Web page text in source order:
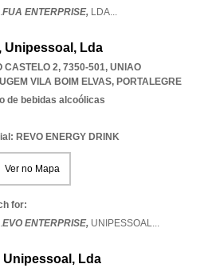
FUA ENTERPRISE, LDA...
Unipessoal, Lda
CASTELO 2, 7350-501, UNIAO
VILA BOIM ELVAS, PORTALEGRE
de bebidas alcoólicas
REVO ENERGY DRINK
Ver no Mapa
for:
EVO ENTERPRISE, UNIPESSOAL...
Lda